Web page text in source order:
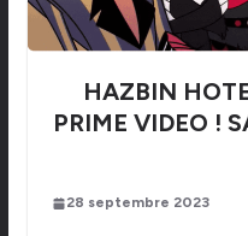
HAZBIN
PRIME VIDEO !
28 septembre 2023